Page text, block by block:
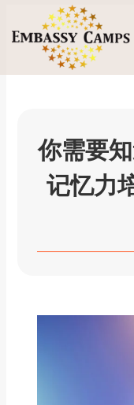
你需要
记忆力